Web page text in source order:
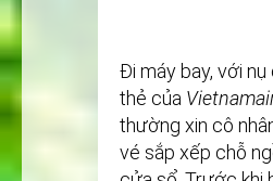
Đi máy bay, với
thẻ của
thường xin cô
vé sắp xếp chỗ